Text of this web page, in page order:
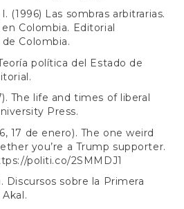
(1996) Las sombras arbitrarias.
Colombia. Editorial
Colombia.
política del Estado de
The life and times of liberal
Press.
17 de enero). The one weird
you’re a Trump supporter.
politi.co/2SMMDJ1
Discursos sobre la Primera